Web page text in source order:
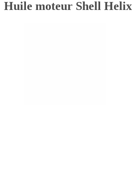
Huile moteur Shell